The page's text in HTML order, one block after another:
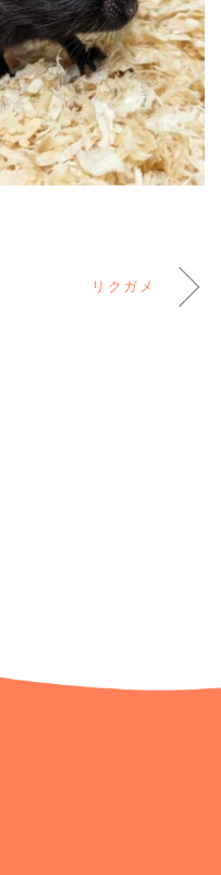
リクガメ